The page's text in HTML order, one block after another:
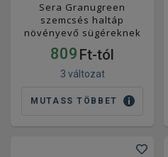
Sera Granugreen
szemcsés haltáp
növényevő sügéreknek
809 Ft-tól
3 változat
MUTASS TÖBBET